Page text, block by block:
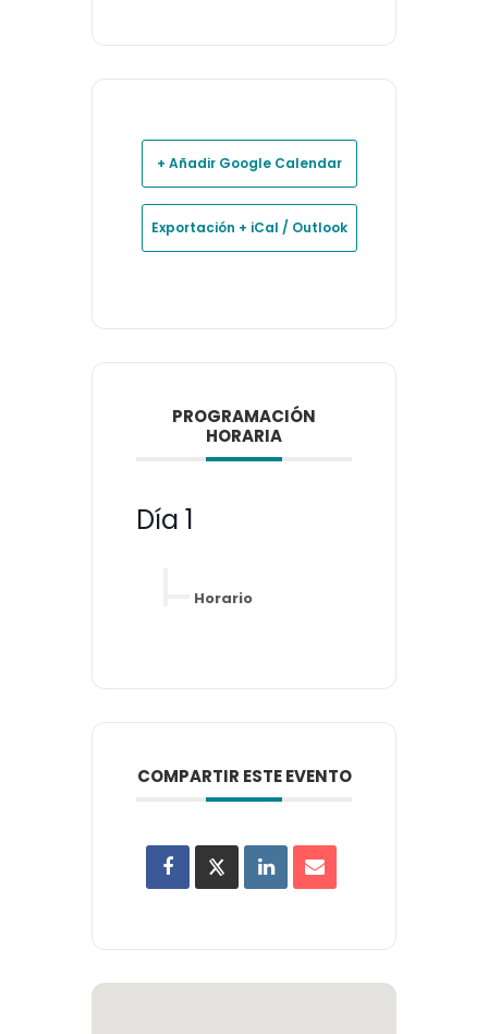
+ Añadir Google Calendar
Exportación + iCal / Outlook
PROGRAMACIÓN
HORARIA
Día 1
Horario
COMPARTIR ESTE EVENTO